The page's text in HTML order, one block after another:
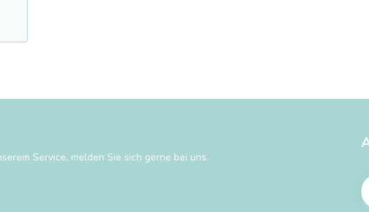
Service, melden Sie sich gerne bei uns.